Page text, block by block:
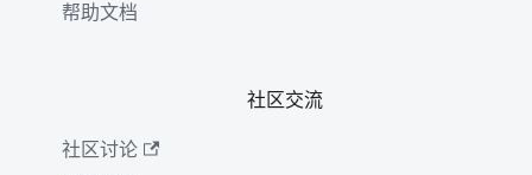
帮助文档
社区交流
社区讨论